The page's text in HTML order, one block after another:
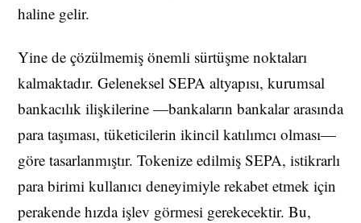
haline gelir.
Yine de çözülmemiş önemli sürtüşme noktaları
kalmaktadır. Geleneksel SEPA altyapısı, kurumsal
bankacılık ilişkilerine —bankaların bankalar arasında
para taşıması, tüketicilerin ikincil katılımcı olması—
göre tasarlanmıştır. Tokenize edilmiş SEPA, istikrarlı
para birimi kullanıcı deneyimiyle rekabet etmek için
perakende hızda işlev görmesi gerekecektir. Bu,